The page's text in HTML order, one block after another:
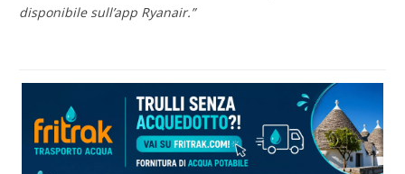
disponibile sull’app Ryanair.”